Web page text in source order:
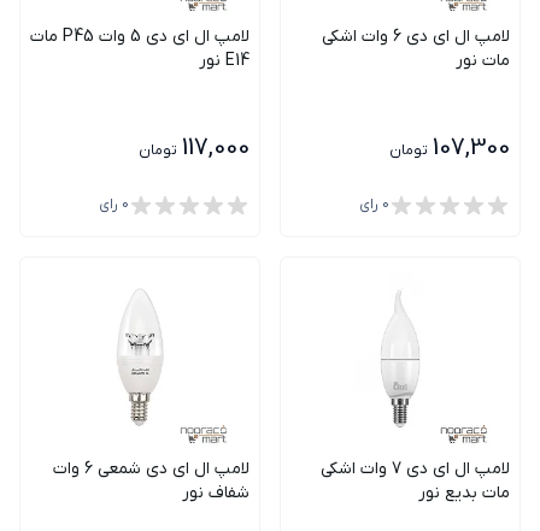
لامپ ال ای دی 6 وات اشکی
مات نور
107,300 تومان
0 رای
لامپ ال ای دی 5 وات P45 مات
E14 نور
117,000 تومان
0 رای
لامپ ال ای دی 7 وات اشکی
مات بدیع نور
لامپ ال ای دی شمعی 6 وات
شفاف نور